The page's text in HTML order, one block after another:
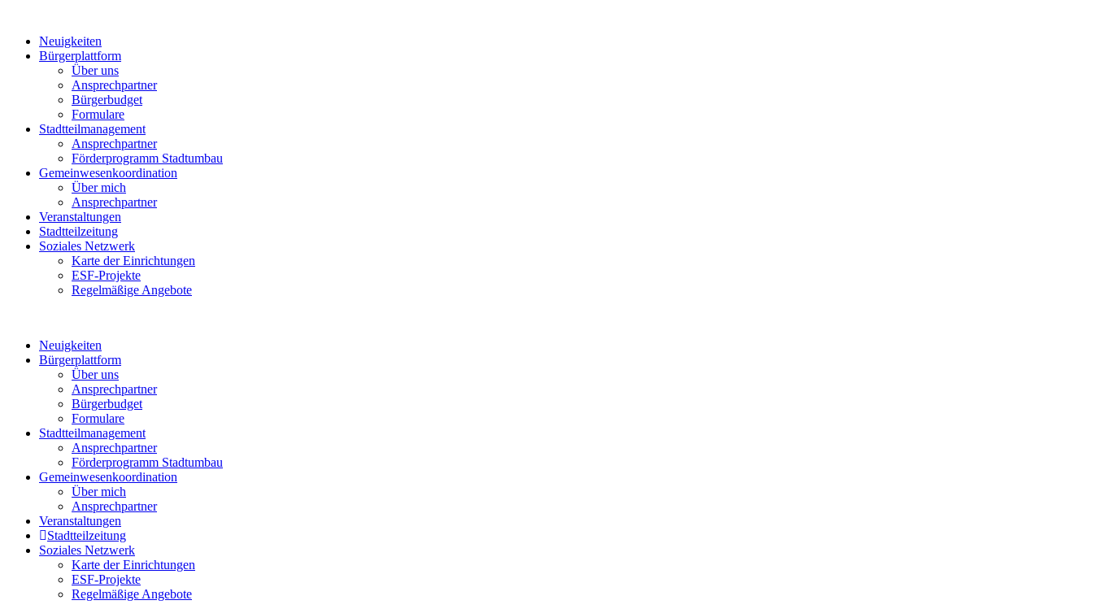
Neuigkeiten
Bürgerplattform
Über uns
Ansprechpartner
Bürgerbudget
Formulare
Stadtteilmanagement
Ansprechpartner
Förderprogramm Stadtumbau
Gemeinwesenkoordination
Über mich
Ansprechpartner
Veranstaltungen
Stadtteilzeitung
Soziales Netzwerk
Karte der Einrichtungen
ESF-Projekte
Regelmäßige Angebote
Neuigkeiten
Bürgerplattform
Über uns
Ansprechpartner
Bürgerbudget
Formulare
Stadtteilmanagement
Ansprechpartner
Förderprogramm Stadtumbau
Gemeinwesenkoordination
Über mich
Ansprechpartner
Veranstaltungen
Stadtteilzeitung
Soziales Netzwerk
Karte der Einrichtungen
ESF-Projekte
Regelmäßige Angebote